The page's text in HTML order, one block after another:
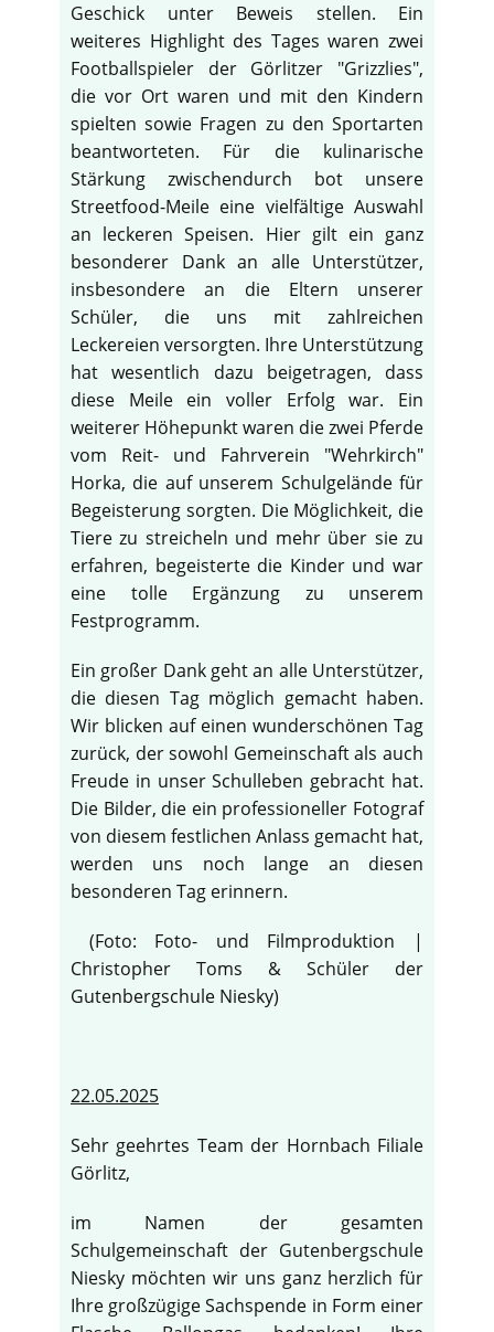
Geschick unter Beweis stellen. Ein
weiteres Highlight des Tages waren zwei
Footballspieler der Görlitzer "Grizzlies",
die vor Ort waren und mit den Kindern
spielten sowie Fragen zu den Sportarten
beantworteten. Für die kulinarische
Stärkung zwischendurch bot unsere
Streetfood-Meile eine vielfältige Auswahl
an leckeren Speisen. Hier gilt ein ganz
besonderer Dank an alle Unterstützer,
insbesondere an die Eltern unserer
Schüler, die uns mit zahlreichen
Leckereien versorgten. Ihre Unterstützung
hat wesentlich dazu beigetragen, dass
diese Meile ein voller Erfolg war. Ein
weiterer Höhepunkt waren die zwei Pferde
vom Reit- und Fahrverein "Wehrkirch"
Horka, die auf unserem Schulgelände für
Begeisterung sorgten. Die Möglichkeit, die
Tiere zu streicheln und mehr über sie zu
erfahren, begeisterte die Kinder und war
eine tolle Ergänzung zu unserem
Festprogramm.
Ein großer Dank geht an alle Unterstützer,
die diesen Tag möglich gemacht haben.
Wir blicken auf einen wunderschönen Tag
zurück, der sowohl Gemeinschaft als auch
Freude in unser Schulleben gebracht hat.
Die Bilder, die ein professioneller Fotograf
von diesem festlichen Anlass gemacht hat,
werden uns noch lange an diesen
besonderen Tag erinnern.
(Foto: Foto- und Filmproduktion |
Christopher Toms & Schüler der
Gutenbergschule Niesky)
22.05.2025
Sehr geehrtes Team der Hornbach Filiale
Görlitz,
im Namen der gesamten
Schulgemeinschaft der Gutenbergschule
Niesky möchten wir uns ganz herzlich für
Ihre großzügige Sachspende in Form einer